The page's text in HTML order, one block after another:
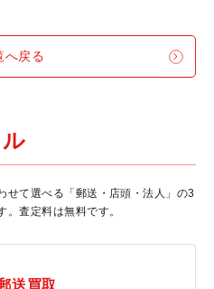
へ戻る
せて選べる「郵送・店頭・法人」の3
査定料は無料です。
送買取